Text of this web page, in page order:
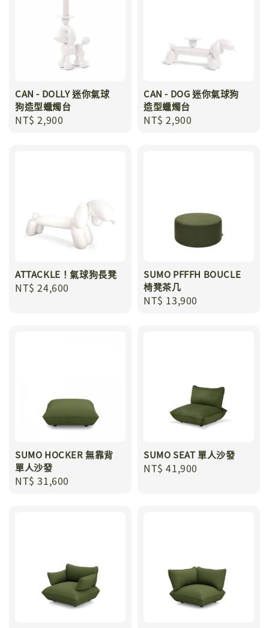
CAN - DOLLY 迷你氣球
狗造型蠟燭台
Regular
NT$ 2,900
CAN - DOG 迷你氣球狗
造型蠟燭台
Regular
NT$ 2,900
ATTACKLE！氣球狗長凳
Regular
NT$ 24,600
SUMO PFFFH BOUCLE
椅凳茶几
Regular
NT$ 13,900
SUMO HOCKER 無靠背
單人沙發
Regular
NT$ 31,600
SUMO SEAT 單人沙發
Regular
NT$ 41,900